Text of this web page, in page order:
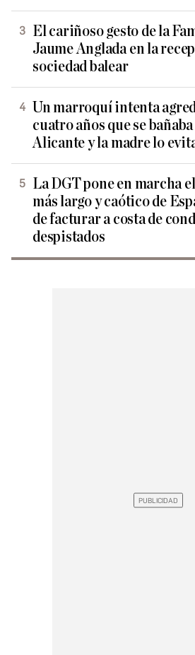
El cariñoso gesto de la
Jaume Anglada en la
sociedad balear
Un marroquí intenta
cuatro años que se
Alicante y la madre lo
La DGT pone en marcha
más largo y caótico de
de facturar a costa de
despistados